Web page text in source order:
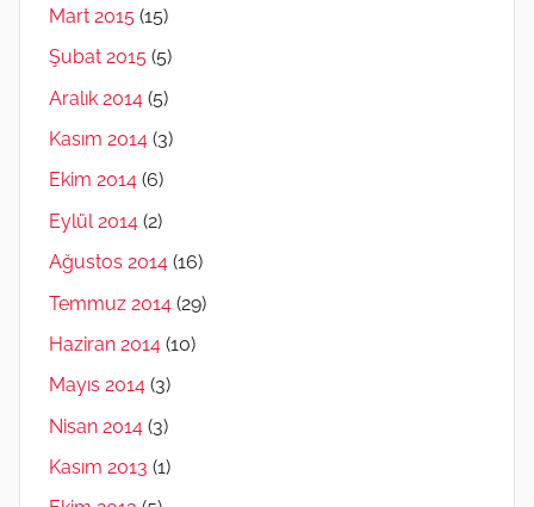
Mart 2015 (15)
Şubat 2015 (5)
Aralık 2014 (5)
Kasım 2014 (3)
Ekim 2014 (6)
Eylül 2014 (2)
Ağustos 2014 (16)
Temmuz 2014 (29)
Haziran 2014 (10)
Mayıs 2014 (3)
Nisan 2014 (3)
Kasım 2013 (1)